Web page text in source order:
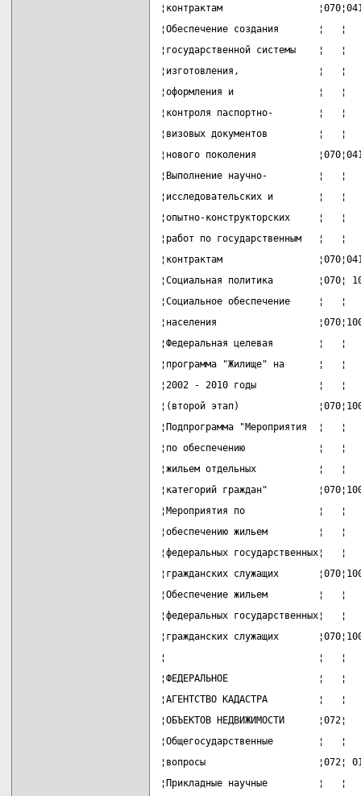
¦контрактам
¦Обеспечение создания
¦государственной системы
¦изготовления,              ¦
¦оформления и               ¦
¦контроля паспортно-
¦визовых документов
¦нового поколения
¦Выполнение научно-
¦исследовательских и
¦опытно-конструкторских
¦работ по государственным
¦контрактам
¦Социальная политика
¦Социальное обеспечение
¦населения
¦Федеральная целевая
¦программа "Жилище" на
¦2002 - 2010 годы           ¦
¦(второй этап)
¦Подпрограмма
¦по обеспечению             ¦
¦жильем отдельных
¦категорий граждан"
¦Мероприятия по             ¦
¦обеспечению жильем
¦федеральных
¦гражданских служащих
¦Обеспечение жильем
¦федеральных
¦гражданских служащих
¦                           ¦   ¦
¦ФЕДЕРАЛЬНОЕ                ¦
¦АГЕНТСТВО КАДАСТРА
¦ОБЪЕКТОВ НЕДВИЖИМОСТИ
¦Общегосударственные
¦вопросы                    ¦072¦
¦Прикладные научные